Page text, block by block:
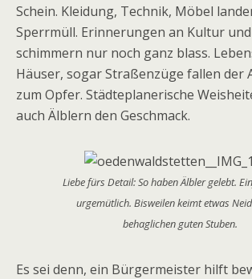
Schein. Kleidung, Technik, Möbel
Sperrmüll. Erinnerungen an Kultur
schimmern nur noch ganz blass.
Häuser, sogar Straßenzüge fallen der
zum Opfer. Städteplanerische
auch Älb­lern den Geschmack.
Liebe fürs Detail: So haben Älbler gelebt.
urgemütlich. Bisweilen keimt etwas
behaglichen guten Stuben.
Es sei denn, ein Bürgermeister hilft